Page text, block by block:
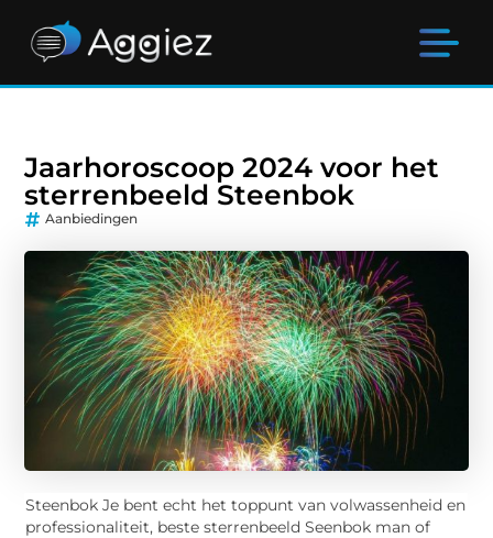
Jaarhoroscoop 2024 voor het
sterrenbeeld Steenbok
Aanbiedingen
Steenbok Je bent echt het toppunt van volwassenheid en
professionaliteit, beste sterrenbeeld Seenbok man of